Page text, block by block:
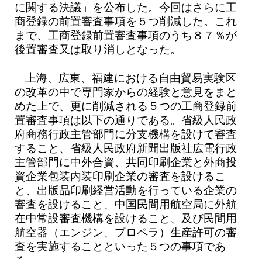
に関する決議」を公布した。今回はさらに工
商登録の前置審査事項を５つ削減した。これ
まで、工商登録前置審査事項のうち８７％が
後置審査又は取り消しとなった。
上海、広東、福建における自由貿易実験区
の改革の中で専門家からの経験と意見をまと
めた上で、更に削減される５つの工商登録前
置審査事項は以下の通りである。省級人民政
府商務行政主管部門に分支機構を設けて審査
すること、省級人民政府新聞出版社広電行政
主管部門に中外合資、共同印刷企業と外商投
資企業包装内装印刷企業の審査を設けるこ
と、出版品印刷経営活動を行っている企業の
審査を設けること、中国民間用航空局に外航
在中常設審査機構を設けること、及び民間用
航空器（エンジン、プロペラ）生産許可の審
査を実施することといった５つの事項であ